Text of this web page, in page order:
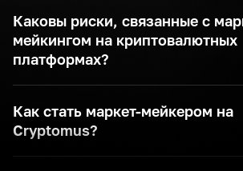
Каковы риски, связанные с
мейкингом на криптовалютных
платформах?
Как стать маркет-мейкером на
Cryptomus?